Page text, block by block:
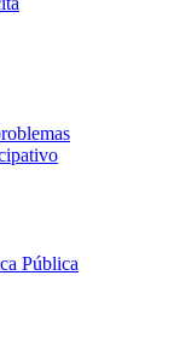
Pública